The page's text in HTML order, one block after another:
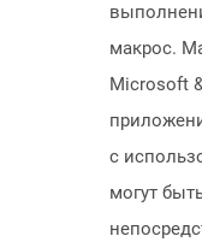
макрос.
Microsoft
с
могут